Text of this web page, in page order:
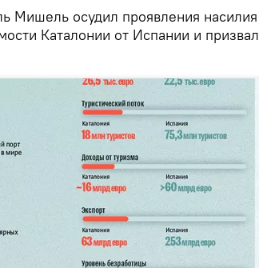
Мишель осудил проявления насилия
Каталонии от Испании и призвал